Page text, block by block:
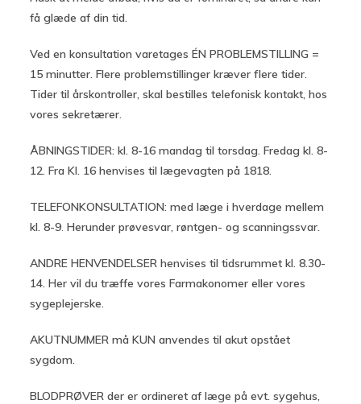
få glæde af din tid.
Ved en konsultation varetages ÉN PROBLEMSTILLING =
15 minutter. Flere problemstillinger kræver flere tider.
Tider til årskontroller, skal bestilles telefonisk kontakt, hos
vores sekretærer.
ÅBNINGSTIDER: kl. 8-16 mandag til torsdag. Fredag kl. 8-
12. Fra Kl. 16 henvises til lægevagten på 1818.
TELEFONKONSULTATION: med læge i hverdage mellem
kl. 8-9.Herunder prøvesvar, røntgen- og scanningssvar.
ANDRE HENVENDELSER henvises til tidsrummet kl. 8.30-
14. Her vil du træffe vores Farmakonomer eller vores
sygeplejerske.
AKUTNUMMER må KUN anvendes til akut opstået
sygdom.
BLODPRØVER der er ordineret af læge på evt. sygehus,